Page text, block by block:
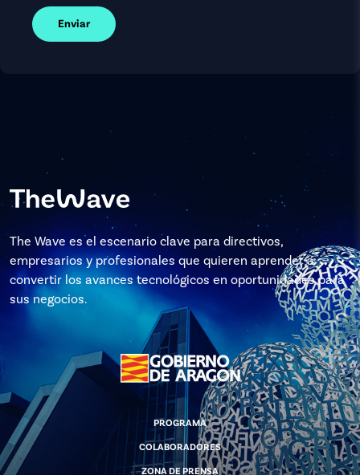
Enviar
The Wave es el escenario clave para directivos,
empresarios y profesionales que quieren aprender a
convertir los avances tecnológicos en oportunidades para
sus negocios.
PROGRAMA
COLABORADORES
ZONA DE PRENSA